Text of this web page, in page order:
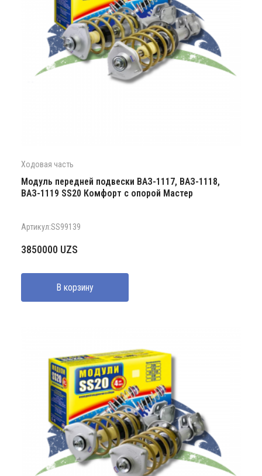
Ходовая часть
Модуль передней подвески ВАЗ-1117, ВАЗ-1118,
ВАЗ-1119 SS20 Комфорт с опорой Мастер
Артикул:SS99139
3850000 UZS
В корзину